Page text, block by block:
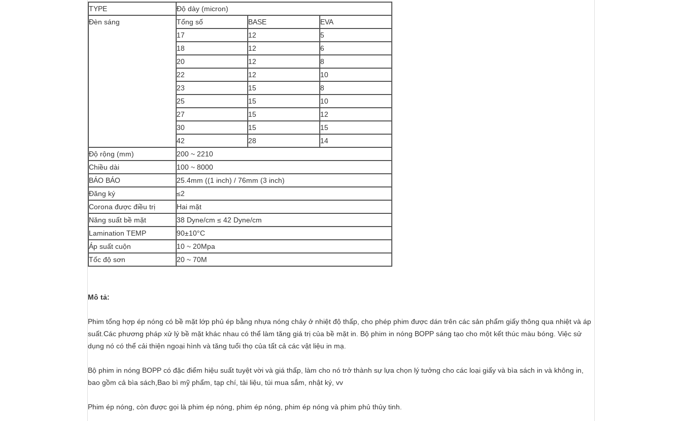
TYPE
Độ dày (micron)
Đèn sáng
Tổng số BASE
EVA
17
12
5
18
12
6
20
12
8
22
12
10
23
15
8
25
15
10
27
15
12
30
15
15
42
28
14
Độ rộng (mm)
200 ~ 2210
Chiều dài
100 ~ 8000
BÁO BÁO
25.4mm ((1 inch) / 76mm (3 inch)
Đăng ký
≤2
Corona được điều trị
Hai mặt
Năng suất bề mặt
38 Dyne/cm ≤ 42 Dyne/cm
Lamination TEMP
90±10°C
Áp suất cuộn
10 ~ 20Mpa
Tốc độ sơn
20 ~ 70M
Mô tả:
Phim tổng hợp ép nóng có bề mặt lớp phủ ép bằng nhựa nóng chảy ở nhiệt độ thấp, cho phép phim được dán trên các sản phẩm giấy thông qua nhiệt và áp
suất.Các phương pháp xử lý bề mặt khác nhau có thể làm tăng giá trị của bề mặt in. Bộ phim in nóng BOPP sáng tạo cho một kết thúc màu bóng. Việc sử
dụng nó có thể cải thiện ngoại hình và tăng tuổi thọ của tất cả các vật liệu in mạ.
Bộ phim in nóng BOPP có đặc điểm hiệu suất tuyệt vời và giá thấp, làm cho nó trở thành sự lựa chọn lý tưởng cho các loại giấy và bìa sách in và không in,
bao gồm cả bìa sách,Bao bì mỹ phẩm, tạp chí, tài liệu, túi mua sắm, nhật ký, vv
Phim ép nóng, còn được gọi là phim ép nóng, phim ép nóng, phim ép nóng và phim phủ thủy tinh.